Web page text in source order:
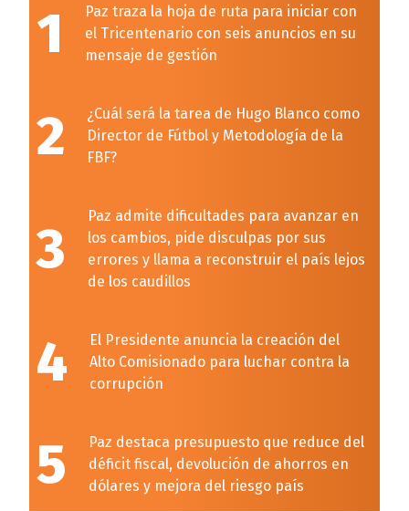
1
Paz traza la hoja de ruta para iniciar con
el Tricentenario con seis anuncios en su
mensaje de gestión
2
¿Cuál será la tarea de Hugo Blanco como
Director de Fútbol y Metodología de la
FBF?
3
Paz admite dificultades para avanzar en
los cambios, pide disculpas por sus
errores y llama a reconstruir el país lejos
de los caudillos
4
El Presidente anuncia la creación del
Alto Comisionado para luchar contra la
corrupción
5
Paz destaca presupuesto que reduce del
déficit fiscal, devolución de ahorros en
dólares y mejora del riesgo país